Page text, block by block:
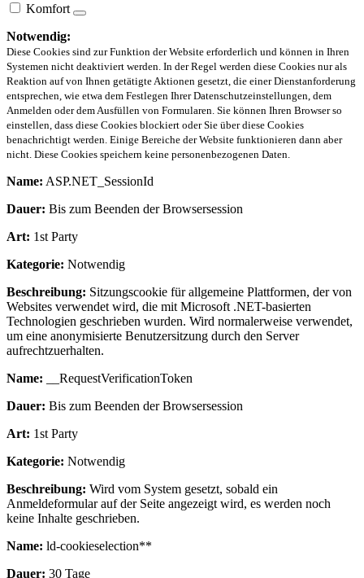
Komfort
Notwendig:
Diese Cookies sind zur Funktion der Website erforderlich und können in Ihren
Systemen nicht deaktiviert werden. In der Regel werden diese Cookies nur als
Reaktion auf von Ihnen getätigte Aktionen gesetzt, die einer Dienstanforderung
entsprechen, wie etwa dem Festlegen Ihrer Datenschutzeinstellungen, dem
Anmelden oder dem Ausfüllen von Formularen. Sie können Ihren Browser so
einstellen, dass diese Cookies blockiert oder Sie über diese Cookies
benachrichtigt werden. Einige Bereiche der Website funktionieren dann aber
nicht. Diese Cookies speichern keine personenbezogenen Daten.
Name: ASP.NET_SessionId
Dauer: Bis zum Beenden der Browsersession
Art: 1st Party
Kategorie: Notwendig
Beschreibung: Sitzungscookie für allgemeine Plattformen, der von
Websites verwendet wird, die mit Microsoft .NET-basierten
Technologien geschrieben wurden. Wird normalerweise verwendet,
um eine anonymisierte Benutzersitzung durch den Server
aufrechtzuerhalten.
Name: __RequestVerificationToken
Dauer: Bis zum Beenden der Browsersession
Art: 1st Party
Kategorie: Notwendig
Beschreibung: Wird vom System gesetzt, sobald ein
Anmeldeformular auf der Seite angezeigt wird, es werden noch
keine Inhalte geschrieben.
Name: ld-cookieselection**
Dauer: 30 Tage